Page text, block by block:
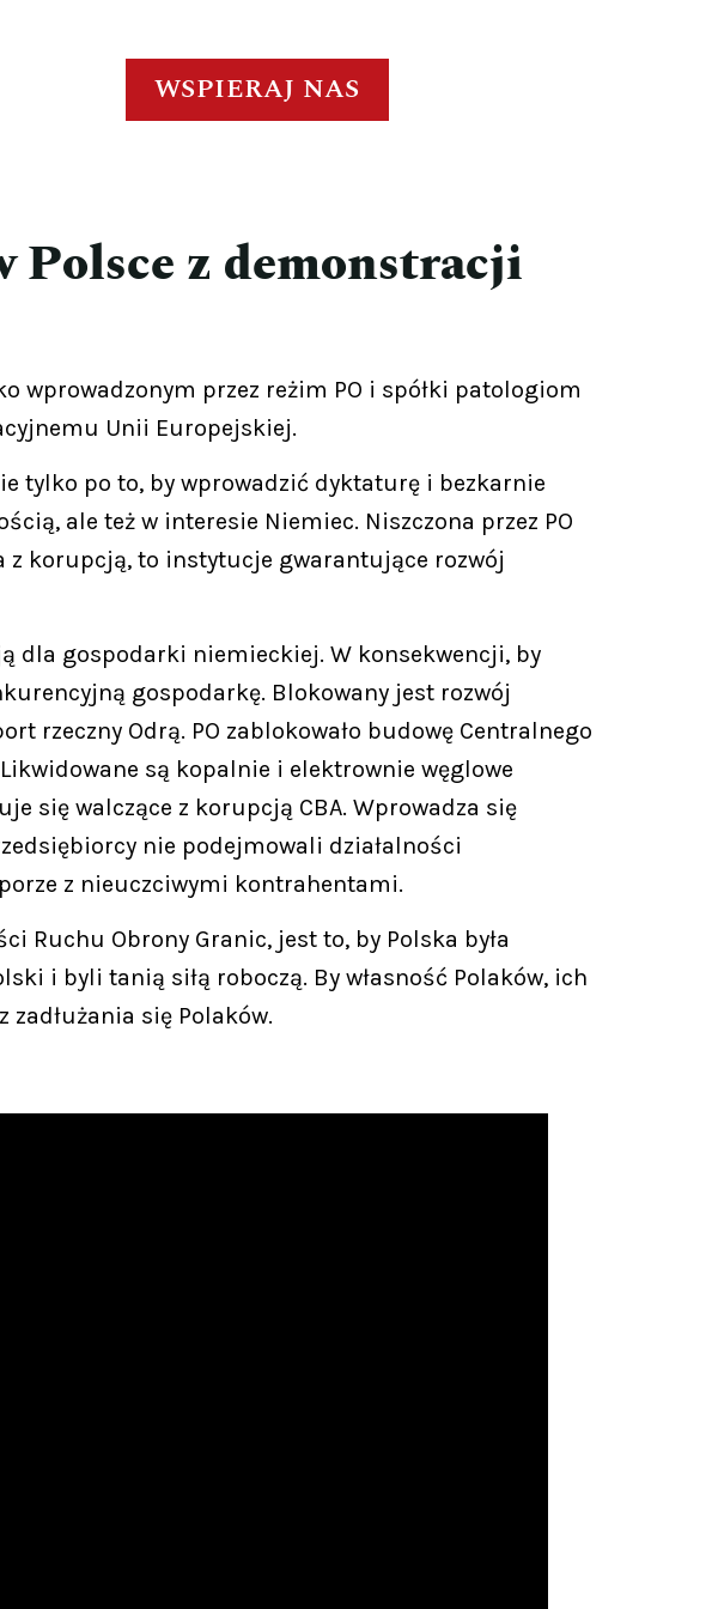
WSPIERAJ NAS
Polsce z demonstracji
wprowadzonym przez reżim PO i spółki patologiom
Unii Europejskiej.
tylko po to, by wprowadzić dyktaturę i bezkarnie
ale też w interesie Niemiec. Niszczona przez PO
z korupcją, to instytucje gwarantujące rozwój
dla gospodarki niemieckiej. W konsekwencji, by
gospodarkę. Blokowany jest rozwój
Odrą. PO zablokowało budowę Centralnego
są kopalnie i elektrownie węglowe
się walczące z korupcją CBA. Wprowadza się
nie podejmowali działalności
z nieuczciwymi kontrahentami.
Ruchu Obrony Granic, jest to, by Polska była
i byli tanią siłą roboczą. By własność Polaków, ich
się Polaków.